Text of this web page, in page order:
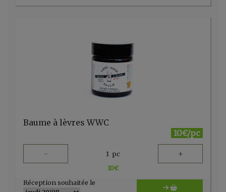
Baume à lèvres WWC
10€/pc
- 1 pc +
10€
Réception souhaitée le